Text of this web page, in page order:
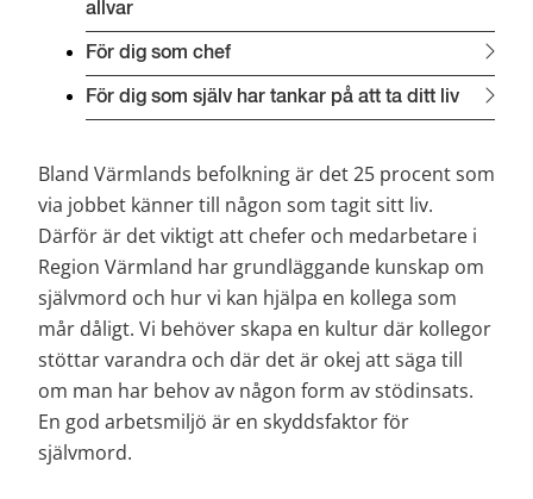
allvar
För dig som chef
För dig som själv har tankar på att ta ditt liv
Bland Värmlands befolkning är det 25 procent som
via jobbet känner till någon som tagit sitt liv.
Därför är det viktigt att chefer och medarbetare i
Region Värmland har grundläggande kunskap om
självmord och hur vi kan hjälpa en kollega som
mår dåligt. Vi behöver skapa en kultur där kollegor
stöttar varandra och där det är okej att säga till
om man har behov av någon form av stödinsats.
En god arbetsmiljö är en skyddsfaktor för
självmord.